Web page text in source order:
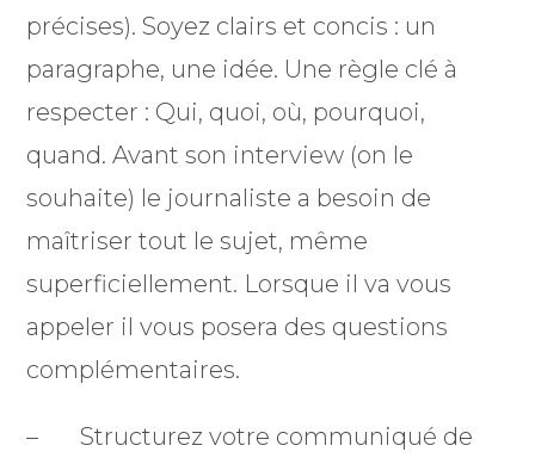
précises). Soyez clairs et concis : un
paragraphe, une idée. Une règle clé à
respecter : Qui, quoi, où, pourquoi,
quand. Avant son interview (on le
souhaite) le journaliste a besoin de
maîtriser tout le sujet, même
superficiellement. Lorsque il va vous
appeler il vous posera des questions
complémentaires.
– Structurez votre communiqué de